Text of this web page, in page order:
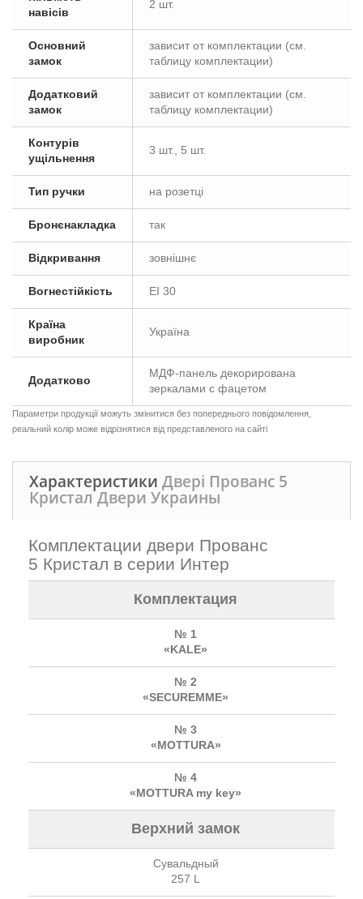
навісів
2 шт.
Основний
замок
зависит от комплектации (см.
таблицу комплектации)
Додатковий
замок
зависит от комплектации (см.
таблицу комплектации)
Контурів
ущільнення
3 шт., 5 шт.
Тип ручки на розетці
Бронєнакладка так
Відкривання зовнішнє
Вогнестійкість EI 30
Країна
виробник
Україна
Додатково
МДФ-панель декорирована
зеркалами с фацетом
Параметри продукції можуть змінитися без попереднього повідомлення,
реальний колір може відрізнятися від представленого на сайті
Характеристики Двері Прованс 5
Кристал Двери Украины
Комплектации двери Прованс
5 Кристал в серии Интер
Комплектация
№ 1
«KALE»
№ 2
«SECUREMME»
№ 3
«MOTTURA»
№ 4
«MOTTURA my key»
Верхний замок
Сувальдный
257 L